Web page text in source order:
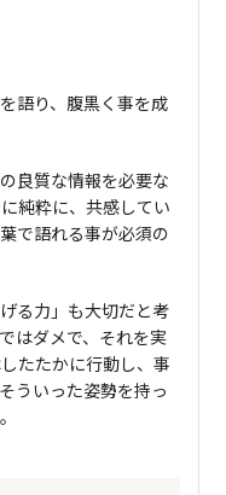
語り、腹黒く事を成
良質な情報を必要な
純粋に、共感してい
で語れる事が必須の
る力」も大切だと考
はダメで、それを実
たたかに行動し、事
ういった姿勢を持っ